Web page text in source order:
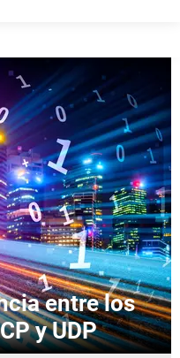
entre los
y UDP